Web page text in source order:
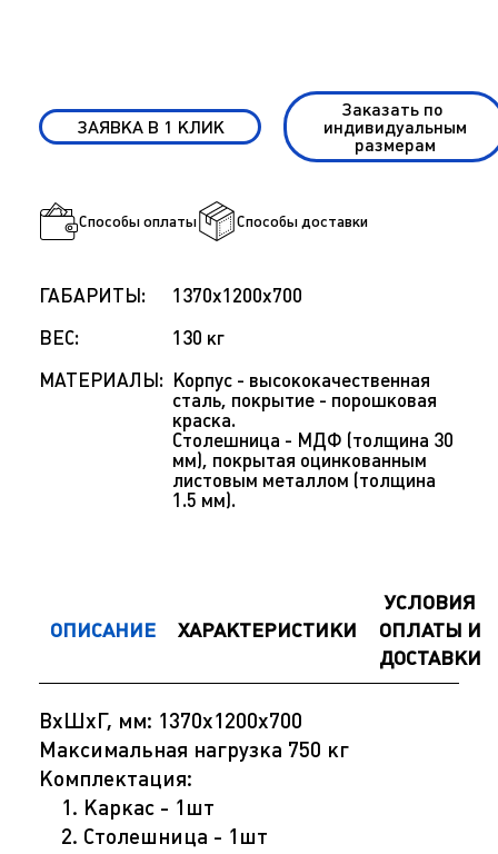
ЗАЯВКА В 1 КЛИК
Заказать по
индивидуальным
размерам
Способы оплаты Способы доставки
ГАБАРИТЫ:
1370x1200x700
ВЕС:
130 кг
МАТЕРИАЛЫ: Корпус - высококачественная
сталь, покрытие - порошковая
краска.
Столешница - МДФ (толщина 30
мм), покрытая оцинкованным
листовым металлом (толщина
1.5 мм).
ОПИСАНИЕ ХАРАКТЕРИСТИКИ
УСЛОВИЯ
ОПЛАТЫ И
ДОСТАВКИ
ВхШхГ, мм: 1370х1200х700
Максимальная нагрузка 750 кг
Комплектация:
Каркас - 1шт
Столешница - 1шт